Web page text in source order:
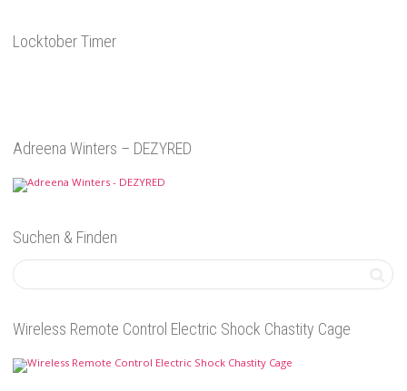
Locktober Timer
Adreena Winters – DEZYRED
Suchen & Finden
Wireless Remote Control Electric Shock Chastity Cage